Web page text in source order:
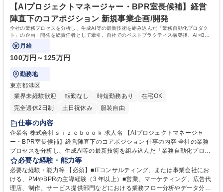
【AIプロジェクトマネージャー・BPR室長候補】経営
陣直下のコアポジション 新規事業企画/開発
全社の業務プロセスを分析し、生成AI等の最新技術を組み込んだ「業務自動化プロダク
ト」の企画・開発を総責任者として牽引。自社でのベストプラクティス構築後、AI×BPR
コンサル事業の外販化を担います。
月給
100万円～125万円
勤務地
東京都港区
業界未経験歓迎
転勤なし 時短勤務あり
在宅OK
完全週休2日制
土日祝休み 服装自由
仕事の内容
企業名 株式会社ｓｉｚｅｂｏｏｋ 求人名 【AIプロジェクトマネージャ
ー・BPR室長候補】経営陣直下のコアポジション 仕事の内容 全社の業務
プロセスを分析し、生成AI等の最新技術を組み込んだ「業務自動化プロダ
クト」の企画・開発を総責任者として牽引。自社でのベストプラクティス
構築後、AI×BPRコンサル事業の外販化を担います。 ■各部門へのヒアリ
ングによる業務課題・ボトルネックの特定■課題解決に最適なAIソリュー
ションの企画・要件定義■社内外チームと連携したスコープ・予算等のプ
必要な経験・能力等
必要な経験・能力等 【必須】■ITコンサルティング、または事業会社にお
ける、PMやBPRの主導経験（3 年以上）■営業、マーケティング、広告代
理店、制作、サービス提供部門などにおける業務フロー分析やデータ分析